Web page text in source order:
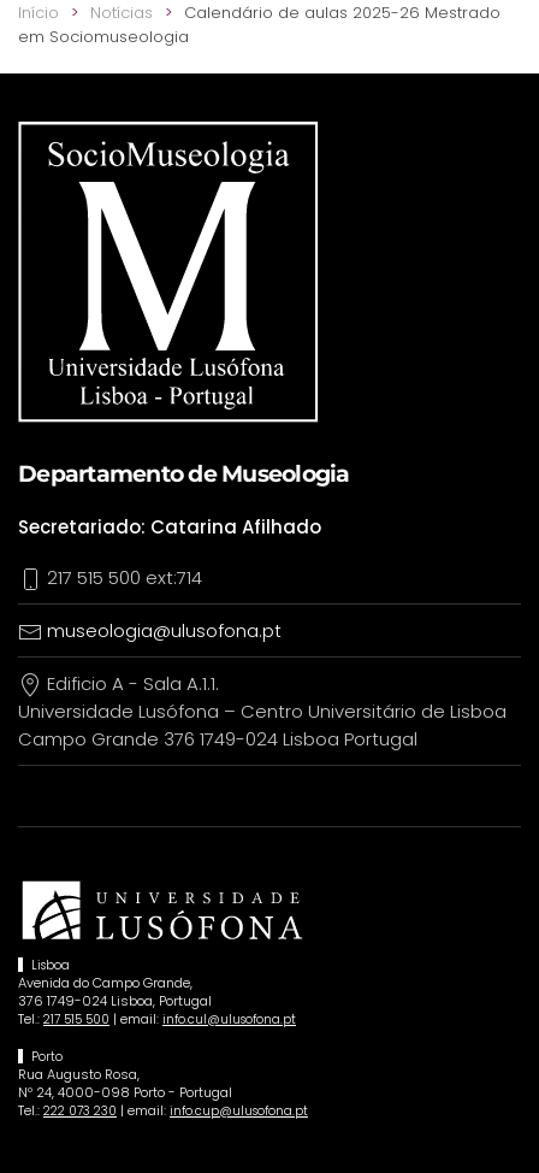
Início Notícias
Calendário de aulas 2025-26 Mestrado
em Sociomuseologia
Departamento de Museologia
Secretariado: Catarina Afilhado
217 515 500 ext:714
museologia@ulusofona.pt
Edificio A - Sala A.1.1.
Universidade Lusófona – Centro Universitário de Lisboa
Campo Grande 376 1749-024 Lisboa Portugal
Lisboa
Avenida do Campo Grande,
376 1749-024 Lisboa, Portugal
Tel.: 217 515 500 | email: info.cul@ulusofona.pt
Porto
Rua Augusto Rosa,
Nº 24, 4000-098 Porto - Portugal
Tel.: 222 073 230 | email: info.cup@ulusofona.pt